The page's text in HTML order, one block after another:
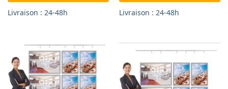
Livraison : 24-48h Livraison : 24-48h